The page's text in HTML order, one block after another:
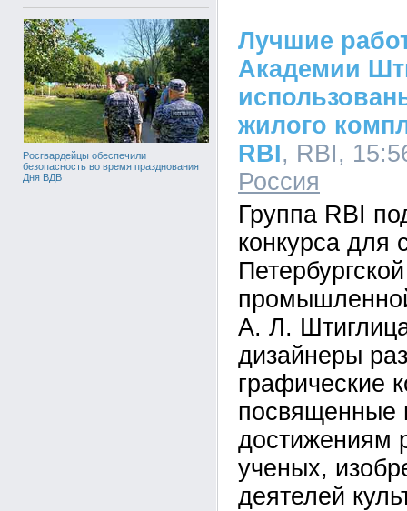
Росгвардейцы обеспечили
безопасность во время празднования
Дня ВДВ
Лучшие
Академии
жилого
RBI, RBI,
Россия
Группа RBI
конкурса для
А. Л.
дизайнеры
графические
достижениям
ученых,
деятелей